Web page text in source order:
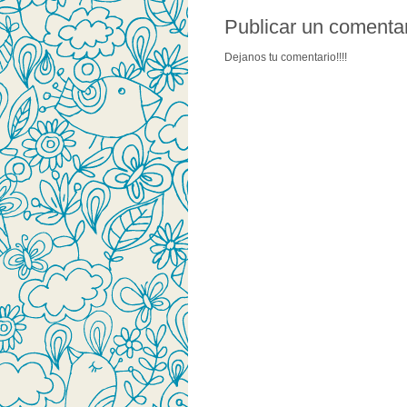
Publicar un
Dejanos tu comentario!!!!